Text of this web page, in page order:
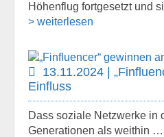
Höhenflug fortgesetzt und
> weiterlesen
13.11.2024 |
Einfluss
Dass soziale Netzwerke in
Generationen als weithin …